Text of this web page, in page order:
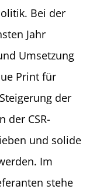
Bei der
Jahr
Umsetzung
Print für
der
der CSR-
und solide
Im
stehe